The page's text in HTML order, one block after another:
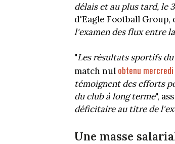
délais et au plus tard, le
d'Eagle Football
l'examen des flux entre
"Les résultats sportifs
match nul obtenu
témoignent des efforts
du club à long terme",
déficitaire au titre de
Une masse